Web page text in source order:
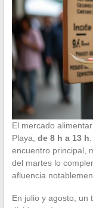
El mercado
Playa, de 8 h a 13 h
encuentro principal,
del martes lo
afluencia
En julio y agosto, un